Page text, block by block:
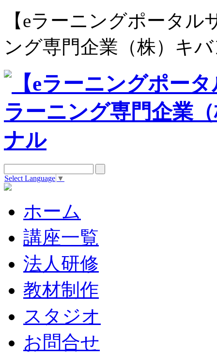
【eラーニングポータル
ング専門企業（株）キ
Select Language ▼
ホーム
講座一覧
法人研修
教材制作
スタジオ
お問合せ